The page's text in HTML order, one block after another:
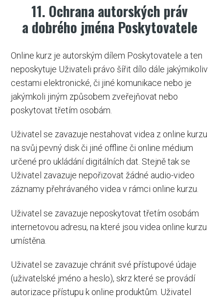
11. Ochrana autorských práv
a dobrého jména Poskytovatele
Online kurz je autorským dílem Poskytovatele a ten
neposkytuje Uživateli právo šířit dílo dále jakýmikoliv
cestami elektronické, či jiné komunikace nebo je
jakýmkoli jiným způsobem zveřejňovat nebo
poskytovat třetím osobám.
Uživatel se zavazuje nestahovat videa z online kurzu
na svůj pevný disk či jiné offline či online médium
určené pro ukládání digitálních dat. Stejně tak se
Uživatel zavazuje nepořizovat žádné audio-video
záznamy přehrávaného videa v rámci online kurzu.
Uživatel se zavazuje neposkytovat třetím osobám
internetovou adresu, na které jsou videa online kurzu
umístěna.
Uživatel se zavazuje chránit své přístupové údaje
(uživatelské jméno a heslo), skrz které se provádí
autorizace přístupu k online produktům. Uživatel